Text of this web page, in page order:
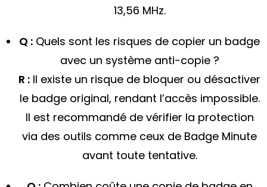
13,56 MHz.
Q : Quels sont les risques de copier un badge
avec un système anti-copie ?
R : Il existe un risque de bloquer ou désactiver
le badge original, rendant l’accès impossible.
Il est recommandé de vérifier la protection
via des outils comme ceux de Badge Minute
avant toute tentative.